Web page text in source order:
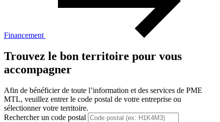
Financement
Trouvez le bon territoire pour vous
accompagner
Afin de bénéficier de toute l’information et des services de PME
MTL, veuillez entrer le code postal de votre entreprise ou
sélectionner votre territoire.
Rechercher un code postal